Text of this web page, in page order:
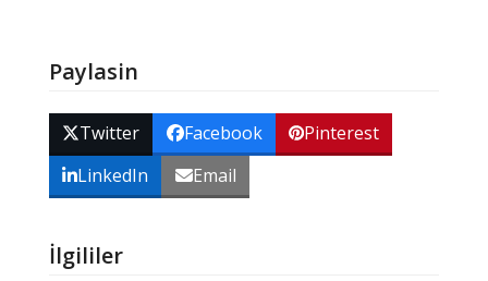
Paylasin
Twitter Facebook
Pinterest
LinkedIn
Email
İlgililer